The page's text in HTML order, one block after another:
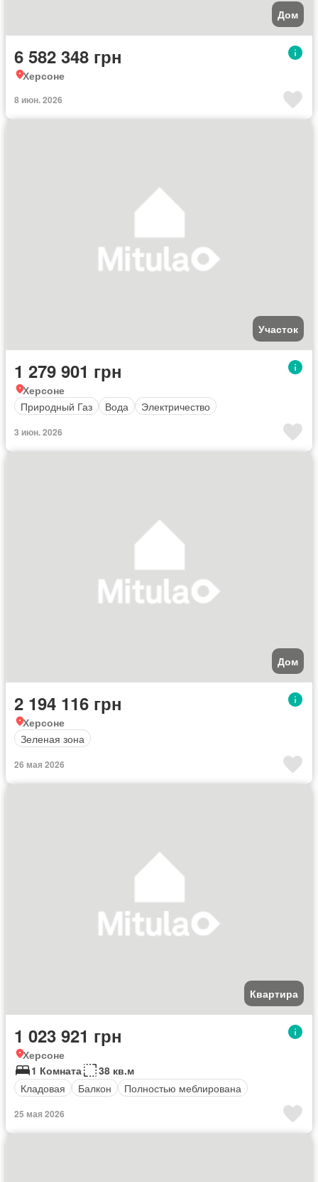
Дом
6 582 348 грн
Херсоне
8 июн. 2026
Участок
1 279 901 грн
Херсоне
Природный Газ
Вода Электричество
3 июн. 2026
Дом
2 194 116 грн
Херсоне
Зеленая зона
26 мая 2026
Квартира
1 023 921 грн
Херсоне
1 Комната
38 кв.м
Кладовая
Балкон Полностью меблирована
25 мая 2026